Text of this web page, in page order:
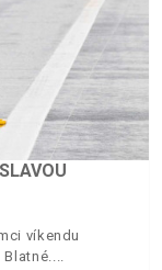
víkendu